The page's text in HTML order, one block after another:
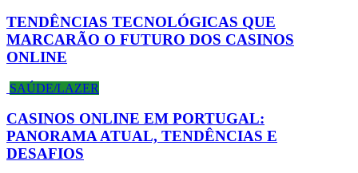
TENDÊNCIAS TECNOLÓGICAS QUE
MARCARÃO O FUTURO DOS CASINOS
ONLINE
SAÚDE/LAZER
CASINOS ONLINE EM PORTUGAL:
PANORAMA ATUAL, TENDÊNCIAS E
DESAFIOS